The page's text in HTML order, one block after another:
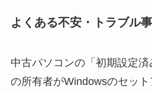
よくある不安・トラブル
中古パソコンの「初期設定
の所有者がWindowsのセッ